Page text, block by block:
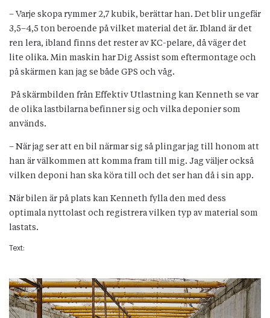
– Varje skopa rymmer 2,7 kubik, berättar han. Det blir ungefär
3,5–4,5 ton beroende på vilket material det är. Ibland är det
ren lera, ibland finns det rester av KC-pelare, då väger det
lite olika. Min maskin har Dig Assist som eftermontage och
på skärmen kan jag se både GPS och våg.
På skärmbilden från Effektiv Utlastning kan Kenneth se var
de olika lastbilarna befinner sig och vilka deponier som
används.
– När jag ser att en bil närmar sig så plingar jag till honom att
han är välkommen att komma fram till mig. Jag väljer också
vilken deponi han ska köra till och det ser han då i sin app.
När bilen är på plats kan Kenneth fylla den med dess
optimala nyttolast och registrera vilken typ av material som
lastats.
Text: